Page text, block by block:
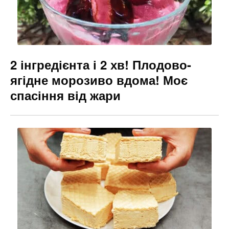
2 інгредієнта і 2 хв! Плодово-
ягідне морозиво вдома! Моє
спасіння від жари